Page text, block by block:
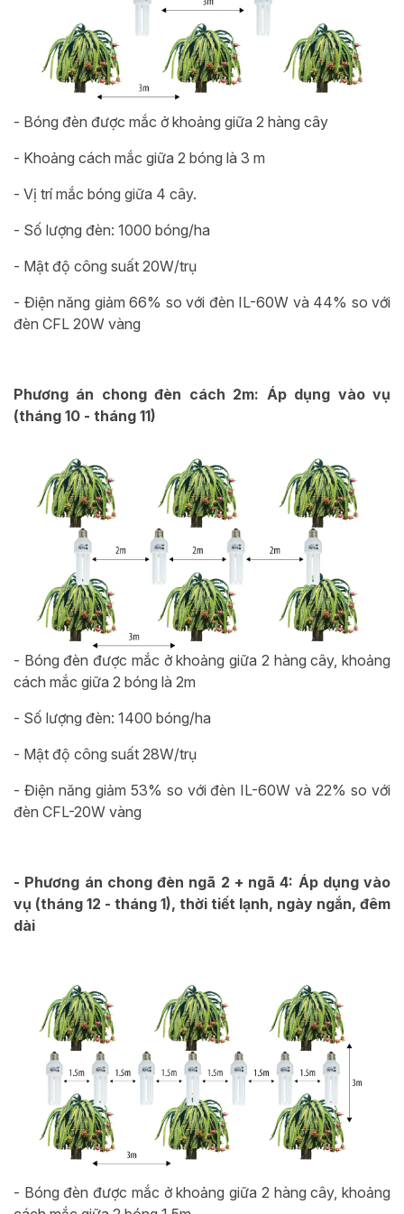
- Bóng đèn được mắc ở khoảng giữa 2 hàng cây
- Khoảng cách mắc giữa 2 bóng là 3 m
- Vị trí mắc bóng giữa 4 cây.
- Số lượng đèn: 1000 bóng/ha
- Mật độ công suất 20W/trụ
- Điện năng giảm 66% so với đèn IL-60W và 44% so với
đèn CFL 20W vàng
Phương án chong đèn cách 2m: Áp dụng vào vụ
(tháng 10 - tháng 11)
- Bóng đèn được mắc ở khoảng giữa 2 hàng cây, khoảng
cách mắc giữa 2 bóng là 2m
- Số lượng đèn: 1400 bóng/ha
- Mật độ công suất 28W/trụ
- Điện năng giảm 53% so với đèn IL-60W và 22% so với
đèn CFL-20W vàng
- Phương án chong đèn ngã 2 + ngã 4: Áp dụng vào
vụ (tháng 12 - tháng 1), thời tiết lạnh, ngày ngắn, đêm
dài
- Bóng đèn được mắc ở khoảng giữa 2 hàng cây, khoảng